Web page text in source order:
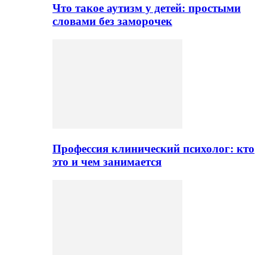
Что такое аутизм у детей: простыми
словами без заморочек
Профессия клинический психолог: кто
это и чем занимается